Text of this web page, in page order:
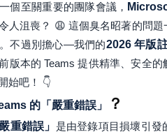
個至關重要的團隊會議，
人沮喪？ 😩 這個臭名昭著的問
不過別擔心—我們的2026 年版
版本的 Teams 提供精準、安全
始吧！ 👇
的「嚴重錯誤」 ？
重錯誤」 是由登錄項目損壞引發